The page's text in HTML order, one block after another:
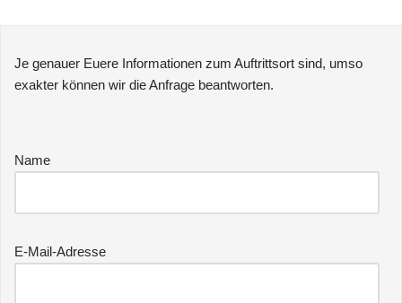
Je genauer Euere Informationen zum Auftrittsort sind, umso
exakter können wir die Anfrage beantworten.
Name
E-Mail-Adresse